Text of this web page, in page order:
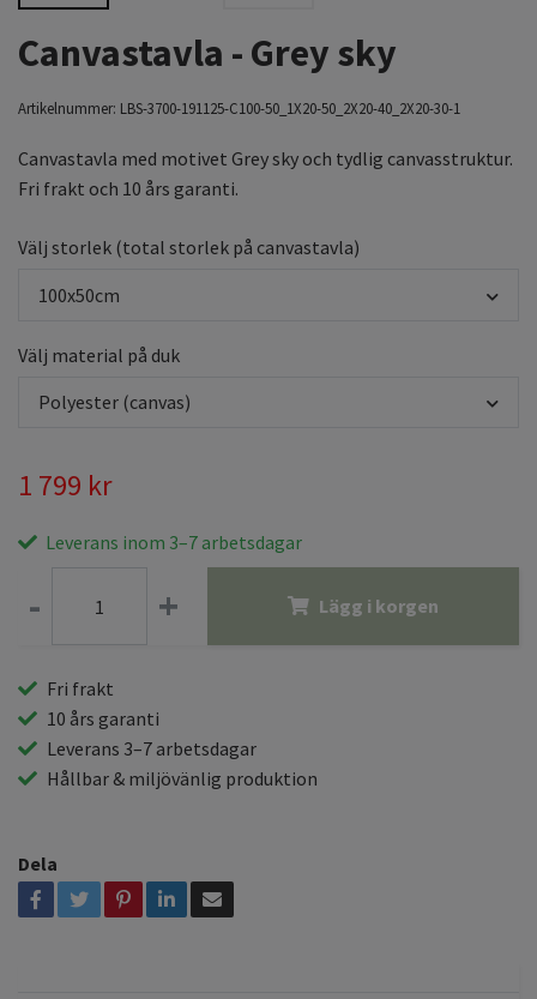
Canvastavla - Grey sky
Artikelnummer: LBS-3700-191125-C100-50_1X20-50_2X20-40_2X20-30-1
Canvastavla med motivet Grey sky och tydlig canvasstruktur.
Fri frakt och 10 års garanti.
Välj storlek (total storlek på canvastavla)
100x50cm
Välj material på duk
Polyester (canvas)
1 799 kr
Leverans inom 3–7 arbetsdagar
- + Lägg i korgen
Fri frakt
10 års garanti
Leverans 3–7 arbetsdagar
Hållbar & miljövänlig produktion
Dela